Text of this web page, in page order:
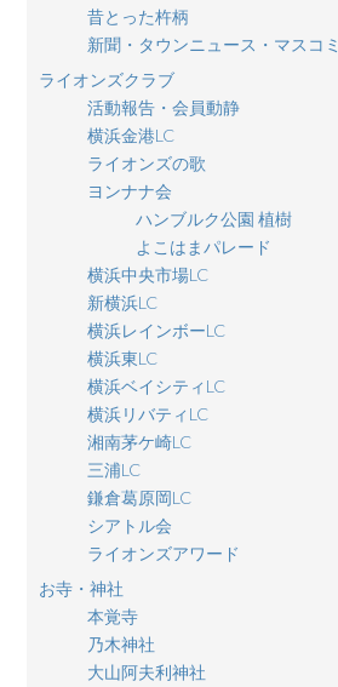
昔とった杵柄
新聞・タウンニュース・マスコミ
ライオンズクラブ
活動報告・会員動静
横浜金港LC
ライオンズの歌
ヨンナナ会
ハンブルク公園 植樹
よこはまパレード
横浜中央市場LC
新横浜LC
横浜レインボーLC
横浜東LC
横浜ベイシティLC
横浜リバティLC
湘南茅ケ崎LC
三浦LC
鎌倉葛原岡LC
シアトル会
ライオンズアワード
お寺・神社
本覚寺
乃木神社
大山阿夫利神社